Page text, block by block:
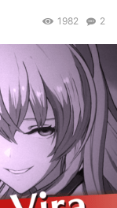
2
1982